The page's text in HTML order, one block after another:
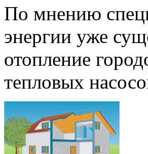
По мнению
энергии уже
отопление
тепловых